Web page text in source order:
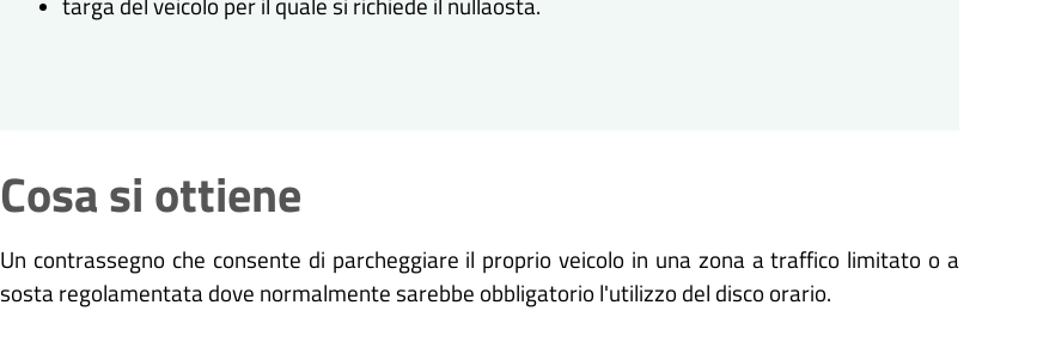
Cosa si ottiene
Un contrassegno che consente di parcheggiare il proprio veicolo in una zona a traffico limitato o a
sosta regolamentata dove normalmente sarebbe obbligatorio l'utilizzo del disco orario.